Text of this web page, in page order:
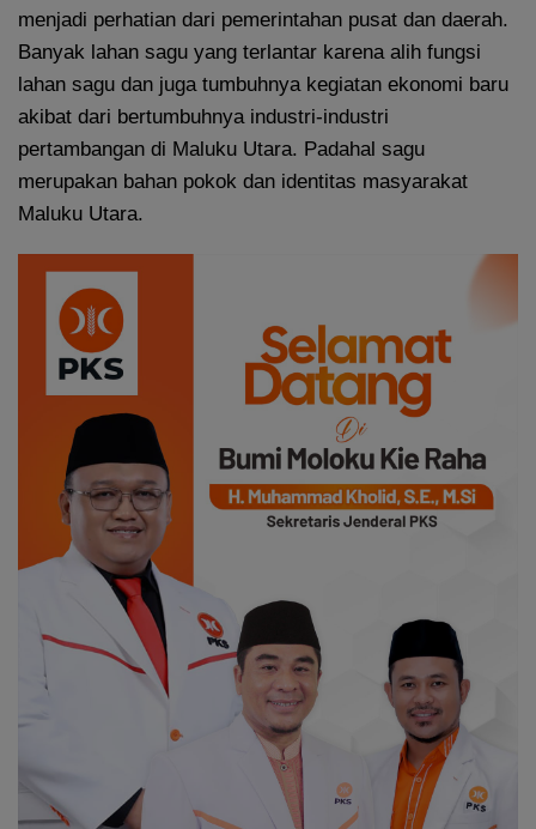
menjadi perhatian dari pemerintahan pusat dan daerah.
Banyak lahan sagu yang terlantar karena alih fungsi
lahan sagu dan juga tumbuhnya kegiatan ekonomi baru
akibat dari bertumbuhnya industri-industri
pertambangan di Maluku Utara. Padahal sagu
merupakan bahan pokok dan identitas masyarakat
Maluku Utara.